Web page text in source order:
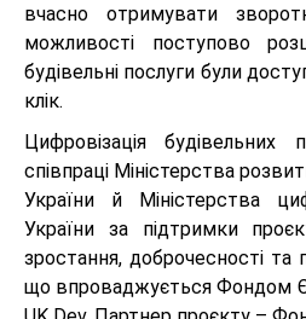
вчасно отримувати
можливості поступово
будівельні послуги були
клік.
Цифровізація будівельних
співпраці Міністерства
України й Міністерства
України за підтримки
зростання, доброчесності та
що впроваджується Фондом